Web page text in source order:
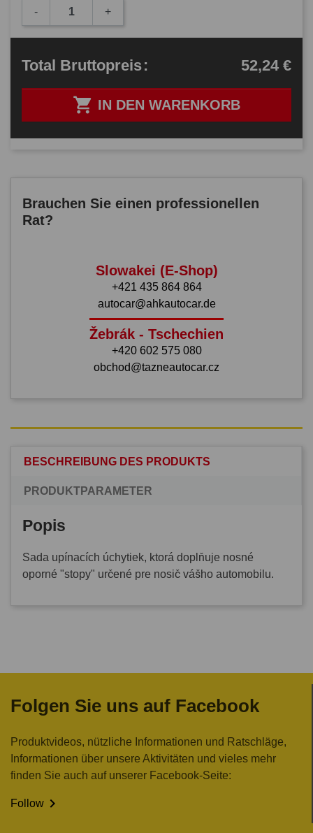
- +
 IN DEN WARENKORB
Total Bruttopreis: 52,24 €
Brauchen Sie einen professionellen
Rat?
Slowakei (E-Shop)
+421 435 864 864
autocar@ahkautocar.de
Žebrák - Tschechien
+420 602 575 080
obchod@tazneautocar.cz
BESCHREIBUNG DES PRODUKTS
PRODUKTPARAMETER
Popis
Sada upínacích úchytiek, ktorá doplňuje nosné
oporné "stopy" určené pre nosič vášho automobilu.
Folgen Sie uns auf Facebook
Produktvideos, nützliche Informationen und Ratschläge,
Informationen über unsere Aktivitäten und vieles mehr
finden Sie auch auf unserer Facebook-Seite:
Follow 